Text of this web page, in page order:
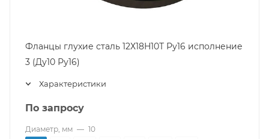
Фланцы глухие сталь 12Х18Н10Т Ру16 исполнение
3 (Ду10 Ру16)
Характеристики
По запросу
Диаметр, мм — 10